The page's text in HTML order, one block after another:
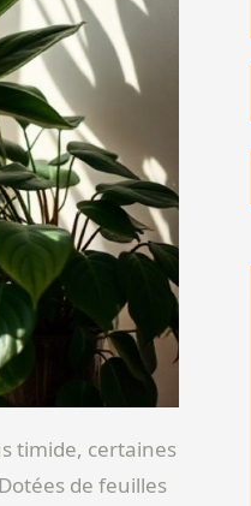
timide, certaines
de feuilles